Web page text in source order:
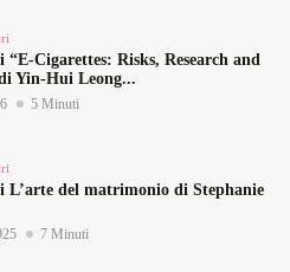
“E‑Cigarettes: Risks, Research and
Yin‑Hui Leong...
5 Minuti
L’arte del matrimonio di Stephanie
7 Minuti